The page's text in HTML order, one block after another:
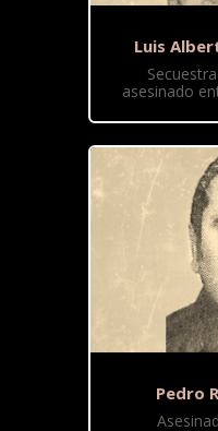
Luis
asesinado
Pedro